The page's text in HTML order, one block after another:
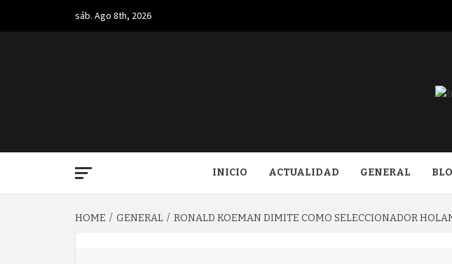
content
sáb. Ago 8th, 2026
INICIO ACTUALIDAD GENERAL
HOME GENERAL RONALD KOEMAN DIMITE COMO SELECCIONADOR